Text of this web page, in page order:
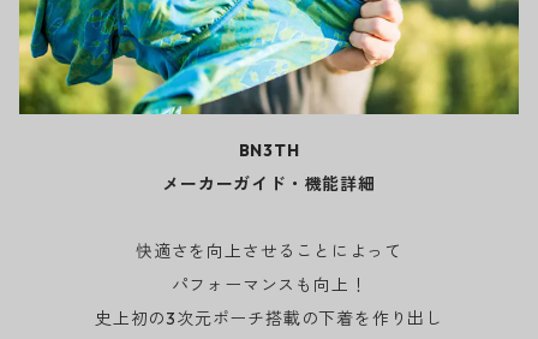
BN3TH
メーカーガイド・機能詳細
快適さを向上させることによって
パフォーマンスも向上！
史上初の3次元ポーチ搭載の下着を作り出し